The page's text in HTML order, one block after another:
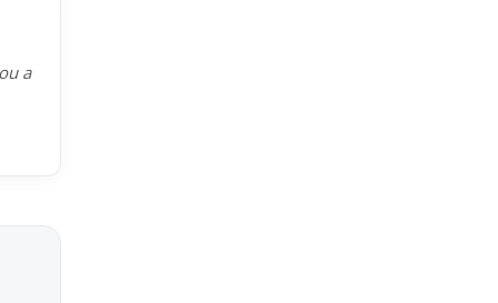
a